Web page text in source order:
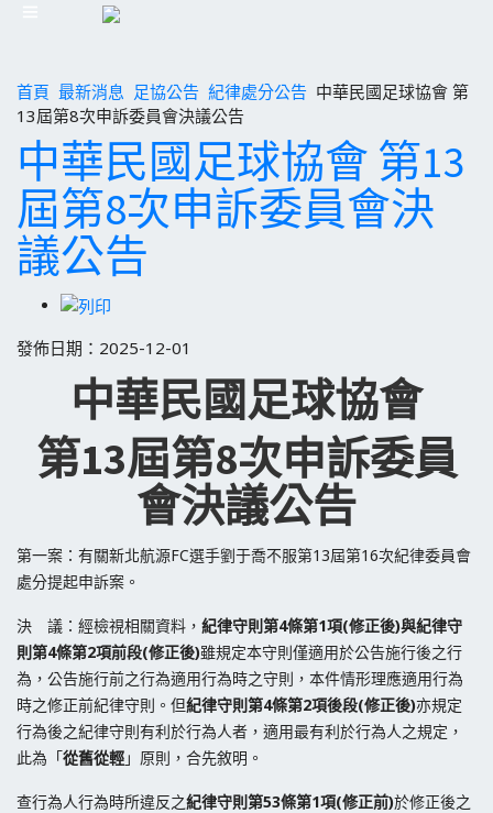
首頁 最新消息 足協公告 紀律處分公告 中華民國足球協會 第
13屆第8次申訴委員會決議公告
中華民國足球協會 第13
屆第8次申訴委員會決
議公告
發佈日期：2025-12-01
中華民國足球協會
第13屆第8次申訴委員
會決議公告
第一案：有關新北航源FC選手劉于喬不服第13屆第16次紀律委員會
處分提起申訴案。
決 議：經檢視相關資料， 紀律守則第4條第1項(修正後)與紀律守
則第4條第2項前段(修正後)雖規定本守則僅適用於公告施行後之行
為，公告施行前之行為適用行為時之守則，本件情形理應適用行為
時之修正前紀律守則。但紀律守則第4條第2項後段(修正後)亦規定
行為後之紀律守則有利於行為人者，適用最有利於行為人之規定，
此為「從舊從輕」原則，合先敘明。
查行為人行為時所違反之紀律守則第53條第1項(修正前)於修正後之